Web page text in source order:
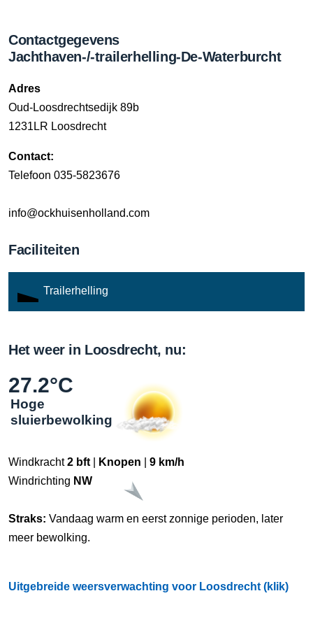
Contactgegevens
Jachthaven-/-trailerhelling-De-Waterburcht
Adres
Oud-Loosdrechtsedijk 89b
1231LR Loosdrecht
Contact:
Telefoon 035-5823676
info@ockhuisenholland.com
Faciliteiten
Trailerhelling
Het weer in Loosdrecht, nu:
27.2°C
Hoge
sluierbewolking
Windkracht2 bft Knopen
9 km/h
Windrichting NW
Straks: Vandaag warm en eerst zonnige perioden, later
meer bewolking.
Uitgebreide weersverwachting voor Loosdrecht (klik)